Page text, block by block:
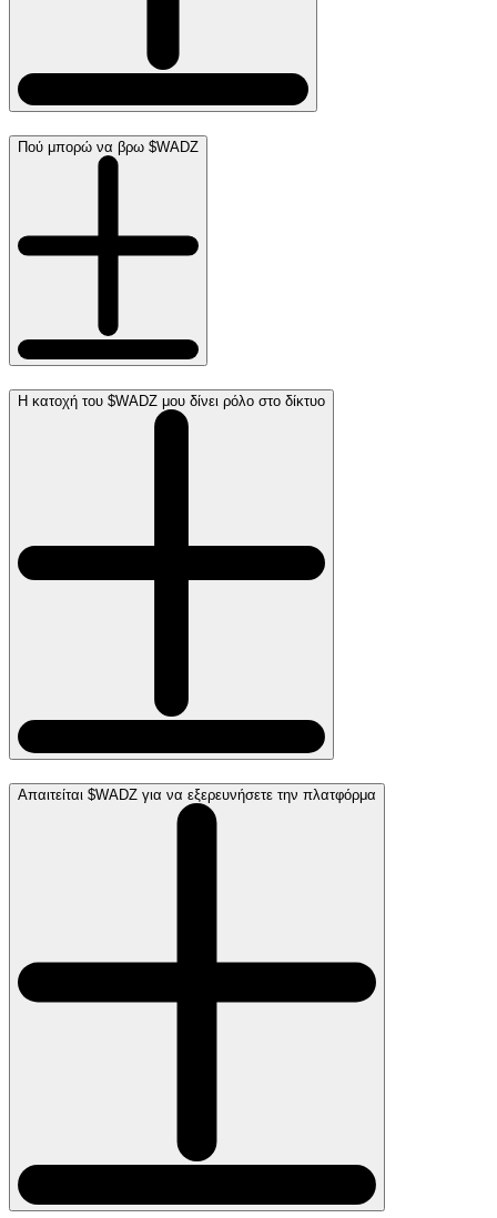
Πού μπορώ να βρω $WADZ
Η κατοχή του $WADZ μου δίνει ρόλο στο δίκτυο
Απαιτείται $WADZ για να εξερευνήσετε την πλατφόρμα